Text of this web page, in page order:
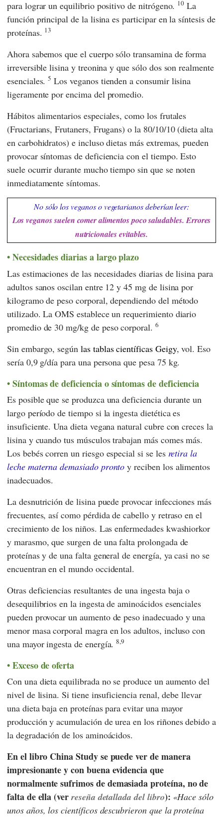
para lograr un equilibrio positivo de nitrógeno. 10 La
función principal de la lisina es participar en la síntesis de
proteínas. 13
Ahora sabemos que el cuerpo sólo transamina de forma
irreversible lisina y treonina y que sólo dos son realmente
esenciales.5 Los veganos tienden a consumir lisina
ligeramente por encima del promedio.
Hábitos alimentarios especiales, como los frutales
(Fructarians, Frutaners, Frugans) o la 80/10/10 (dieta alta
en carbohidratos) e incluso dietas más extremas, pueden
provocar síntomas de deficiencia con el tiempo. Esto
suele ocurrir durante mucho tiempo sin que se noten
inmediatamente síntomas.
No sólo los veganos o vegetarianos deberían leer:
Los veganos suelen comer alimentos poco saludables. Errores
nutricionales evitables.
Necesidades diarias a largo plazo
Las estimaciones de las necesidades diarias de lisina para
adultos sanos oscilan entre 12 y 45 mg de lisina por
kilogramo de peso corporal, dependiendo del método
utilizado. LaOMS establece un requerimiento diario
promedio de 30 mg/kg de peso corporal. 6
Sin embargo, según las tablas científicas Geigy, vol. Eso
sería 0,9 g/día para una persona que pesa 75 kg.
Síntomas de deficiencia o síntomas de deficiencia
Es posible que se produzca una deficiencia durante un
largo período de tiempo si la ingesta dietética es
insuficiente. Una dieta vegana natural cubre con creces la
lisina y cuando tus músculos trabajan más comes más.
Los bebés corren un riesgo especial si se les retira la
leche materna demasiado pronto y reciben los alimentos
inadecuados.
La desnutrición de lisina puede provocar infecciones más
frecuentes, así como pérdida de cabello y retraso en el
crecimiento de los niños. Las enfermedades kwashiorkor
y marasmo, que surgen de una falta prolongada de
proteínas y de una falta general de energía, ya casi no se
encuentran en el mundo occidental.
Otras deficiencias resultantes de una ingesta baja o
desequilibrios en la ingesta de aminoácidos esenciales
pueden provocar un aumento de peso inadecuado y una
menor masa corporal magra en los adultos, incluso con
una mayor ingesta de energía.8,9
Exceso de oferta
Con una dieta equilibrada no se produce un aumento del
nivel de lisina. Si tiene insuficiencia renal, debe llevar
una dieta baja en proteínas para evitar una mayor
producción y acumulación de urea en los riñones debido a
la degradación de los aminoácidos.
En el libro China Studyse puede ver de manera
impresionante y con buena evidencia que
normalmente sufrimos de demasiada proteína, no de
falta de ella (verreseña detallada del libro):
Hace sólo
unos años, los científicos descubrieron que la proteína